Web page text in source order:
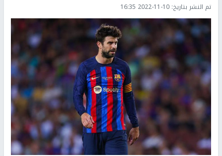
تم النشر بتاريخ: 2022-11-10 16:35